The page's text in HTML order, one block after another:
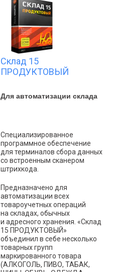
Склад 15
ПРОДУКТОВЫЙ
Для автоматизации склада
Специализированное
программное обеспечение
для терминалов сбора данных
со встроенным сканером
штрихкода.
Предназначено для
автоматизации всех
товароучетных операций
на складах, обычных
и адресного хранения. «Склад
15 ПРОДУКТОВЫЙ»
объединил в себе несколько
товарных групп
маркированного товара
(АЛКОГОЛЬ, ПИВО, ТАБАК,